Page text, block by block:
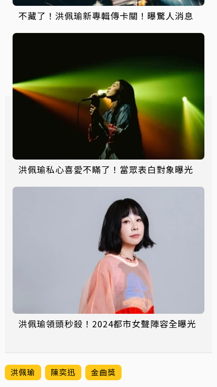
不藏了！洪佩瑜新專輯傳卡關！曝驚人消息
洪佩瑜私心喜愛不瞞了！當眾表白對象曝光
洪佩瑜領頭秒殺！2024都市女聲陣容全曝光
洪佩瑜 陳奕迅 金曲獎